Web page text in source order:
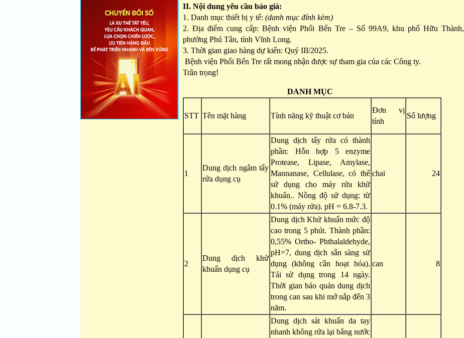
II. Nội dung yêu cầu báo giá:
1. Danh mục thiết bị y tế: (danh mục đính kèm)
2. Địa điểm cung cấp: Bệnh viện Phổi Bến Tre – Số 99A9, khu phố Hữu Thành,
phường Phú Tân, tỉnh Vĩnh Long.
3. Thời gian giao hàng dự kiến: Quý III/2025.
Bệnh viện Phổi Bến Tre rất mong nhận được sự tham gia của các Công ty.
Trân trọng!
DANH MỤC
STT Tên mặt hàng Tính năng kỹ thuật cơ bản
Đơn vị
tính
Số lượng
1
Dung dịch ngâm tẩy
rửa dụng cụ
Dung dịch tẩy rửa có thành
phần: Hỗn hợp 5 enzyme
Protease, Lipase, Amylase,
Mannanase, Cellulase, có thể
sử dụng cho máy rửa khử
khuẩn.. Nồng độ sử dụng: từ
0.1% (máy rửa). pH = 6.8-7.3.
chai 24
2
Dung dịch khử
khuẩn dụng cụ
Dung dịch Khử khuẩn mức độ
cao trong 5 phút. Thành phần:
0,55% Ortho- Phthalaldehyde,
pH=7, dung dịch sẵn sàng sử
dụng (không cần hoạt hóa).
Tái sử dụng trong 14 ngày.
Thời gian bảo quản dung dịch
trong can sau khi mở nắp đến 3
năm.
can 8
Dung dịch sát khuẩn da tay
nhanh không rửa lại bẳng nước